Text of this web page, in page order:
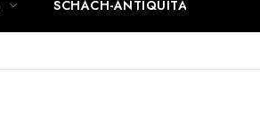
SCHACH-ANTIQUITÄTENLADEN